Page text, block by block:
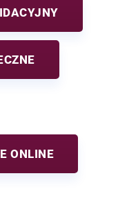
ONLINE